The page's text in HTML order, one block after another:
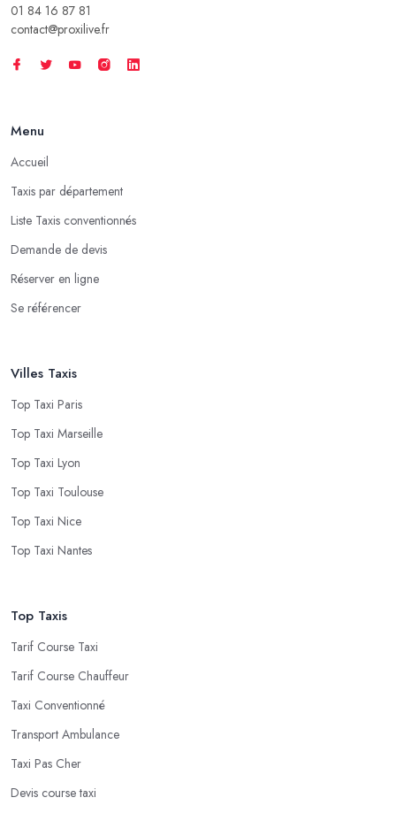
01 84 16 87 81
contact@proxilive.fr
Menu
Accueil
Taxis par département
Liste Taxis conventionnés
Demande de devis
Réserver en ligne
Se référencer
Villes Taxis
Top Taxi Paris
Top Taxi Marseille
Top Taxi Lyon
Top Taxi Toulouse
Top Taxi Nice
Top Taxi Nantes
Top Taxis
Tarif Course Taxi
Tarif Course Chauffeur
Taxi Conventionné
Transport Ambulance
Taxi Pas Cher
Devis course taxi